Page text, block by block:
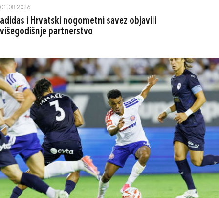
01.08.2026.
adidas i Hrvatski nogometni savez objavili
višegodišnje partnerstvo